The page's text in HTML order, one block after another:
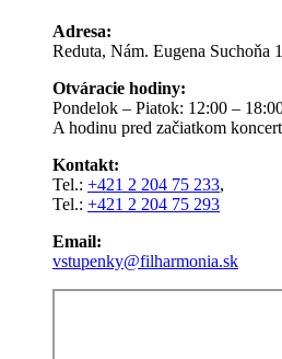
Adresa:
Reduta, Nám. Eugena Suchoňa
Otváracie hodiny:
Pondelok – Piatok: 12:00 –
A hodinu pred začiatkom
Kontakt:
Tel.: +421 2 204 75 233,
Tel.: +421 2 204 75 293
Email:
vstupenky@filharmonia.sk